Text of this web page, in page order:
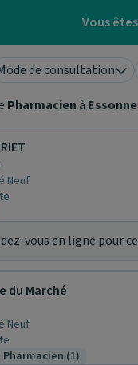
Vous
de consultation
Pharmacienà Essonne
Neuf
vous en ligne pour
du Marché
Neuf
Pharmacien (1)